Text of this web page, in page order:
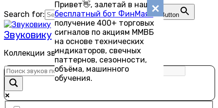
Привет👋, залетай в наш
бесплатный бот ФинМаяк—
получение 400+ торговых
сигналов по акциям ММВБ
на основе технических
индикаторов, свечных
паттернов, сезонности,
объёма, машинного
обучения.
к
содержанию
Search for: Search Button
Звуковику
Коллекции звуков для скачивания